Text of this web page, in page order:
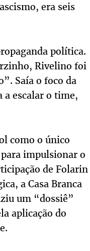
era seis
política.
Rivelino foi
Saía o foco da
a escalar o time,
como o único
impulsionar o
de Folarin
a Casa Branca
um “dossiê”
aplicação do